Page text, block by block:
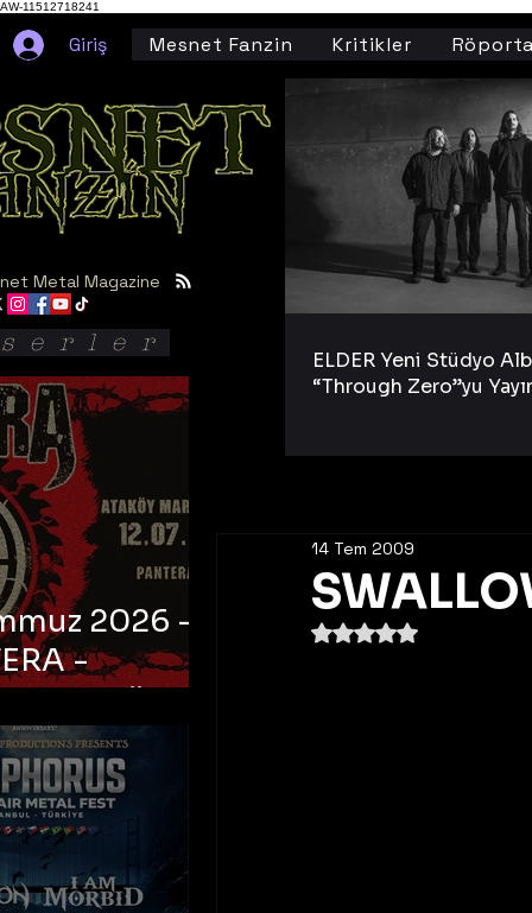
AW-11512718241
Giriş Mesnet Fanzin Kritikler
14 Tem 2009
5 üzerinden NaN yıldız
Metal Magazine
ELDER Yeni Stüdyo
“Through Zero”yu
2026 -
-
Ataköy
Arena